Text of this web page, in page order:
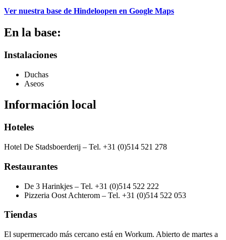
Ver nuestra base de Hindeloopen en Google Maps
En la base:
Instalaciones
Duchas
Aseos
Información local
Hoteles
Hotel De Stadsboerderij – Tel. +31 (0)514 521 278
Restaurantes
De 3 Harinkjes – Tel. +31 (0)514 522 222
Pizzeria Oost Achterom – Tel. +31 (0)514 522 053
Tiendas
El supermercado más cercano está en Workum. Abierto de martes a